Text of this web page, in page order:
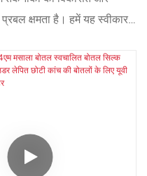
मशीन शीर्ष
क्षमता है। हमें यह स्वीकार
फुल ऑटोमैटिक स्क्रीन
प्रक्रिया में तकनीक की महत्वपूर्ण
मशीन के क्षेत्र में किया जाता